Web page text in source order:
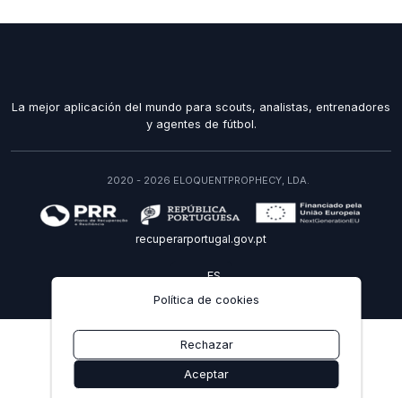
Política de cookies
Rechazar
Aceptar
La mejor aplicación del mundo para scouts, analistas, entrenadores
y agentes de fútbol.
2020 - 2026 ELOQUENTPROPHECY, LDA.
recuperarportugal.gov.pt
ES